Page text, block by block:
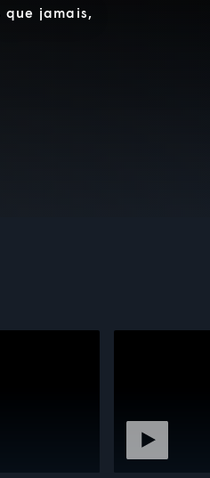
que jamais,